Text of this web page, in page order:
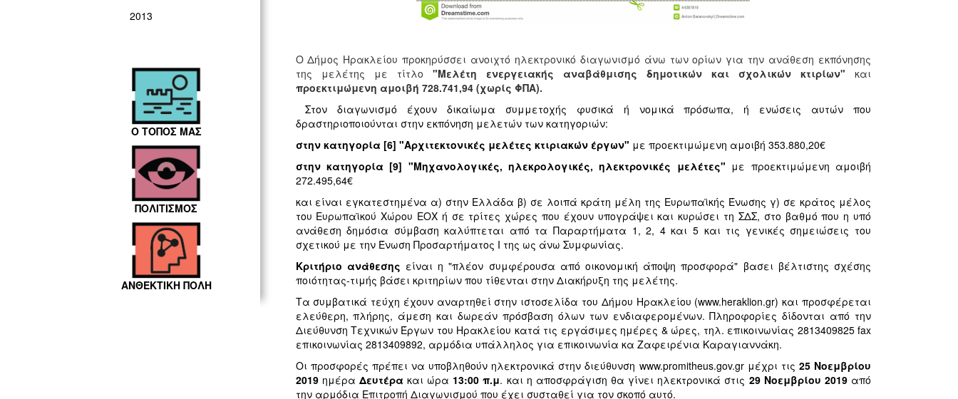
2013
Ο ΤΟΠΟΣ ΜΑΣ
ΠΟΛΙΤΙΣΜΟΣ
ΑΝΘΕΚΤΙΚΗ ΠΟΛΗ
Ο Δήμος Ηρακλείου προκηρύσσει ανοιχτό ηλεκτρονικό διαγωνισμό άνω των ορίων για την ανάθεση εκπόνησης
της μελέτης με τίτλο "Μελέτη ενεργειακής αναβάθμισης δημοτικών και σχολικών κτιρίων" και
προεκτιμώμενη αμοιβή 728.741,94 (χωρίς ΦΠΑ).
Στον διαγωνισμό έχουν δικαίωμα συμμετοχής φυσικά ή νομικά πρόσωπα, ή ενώσεις αυτών που
δραστηριοποιούνται στην εκπόνηση μελετών των κατηγοριών:
στην κατηγορία [6] "Αρχιτεκτονικές μελέτες κτιριακών έργων" με προεκτιμώμενη αμοιβή 353.880,20€
στην κατηγορία [9] "Μηχανολογικές, ηλεκρολογικές, ηλεκτρονικές μελέτες" με προεκτιμώμενη αμοιβή
272.495,64€
και είναι εγκατεστημένα α) στην Ελλάδα β) σε λοιπά κράτη μέλη της Ευρωπαϊκής Ένωσης γ) σε κράτος μέλος
του Ευρωπαϊκού Χώρου ΕΟΧ ή σε τρίτες χώρες που έχουν υπογράψει και κυρώσει τη ΣΔΣ, στο βαθμό που η υπό
ανάθεση δημόσια σύμβαση καλύπτεται από τα Παραρτήματα 1, 2, 4 και 5 και τις γενικές σημειώσεις του
σχετικού με την Ένωση Προσαρτήματος I της ως άνω Συμφωνίας.
Κριτήριο ανάθεσης είναι η "πλέον συμφέρουσα από οικονομική άποψη προσφορά" βασει βέλτιστης σχέσης
ποιότητας-τιμής βάσει κριτηρίων που τίθενται στην Διακήρυξη της μελέτης.
Τα συμβατικά τεύχη έχουν αναρτηθεί στην ιστοσελίδα του Δήμου Ηρακλείου (www.heraklion.gr) και προσφέρεται
ελεύθερη, πλήρης, άμεση και δωρεάν πρόσβαση όλων των ενδιαφερομένων. Πληροφορίες δίδονται από την
Διεύθυνση Τεχνικών Έργων του Ηρακλείου κατά τις εργάσιμες ημέρες & ώρες, τηλ. επικοινωνίας 2813409825 fax
επικοινωνίας 2813409892, αρμόδια υπάλληλος για επικοινωνία κα Ζαφειρένια Καραγιαννάκη.
Οι προσφορές πρέπει να υποβληθούν ηλεκτρονικά στην διεύθυνση www.promitheus.gov.gr μέχρι τις 25 Νοεμβρίου
2019 ημέρα Δευτέρα και ώρα 13:00 π.μ. και η αποσφράγιση θα γίνει ηλεκτρονικά στις 29 Νοεμβρίου 2019από
την αρμόδια Επιτροπή Διαγωνισμού που έχει συσταθεί για τον σκοπό αυτό.